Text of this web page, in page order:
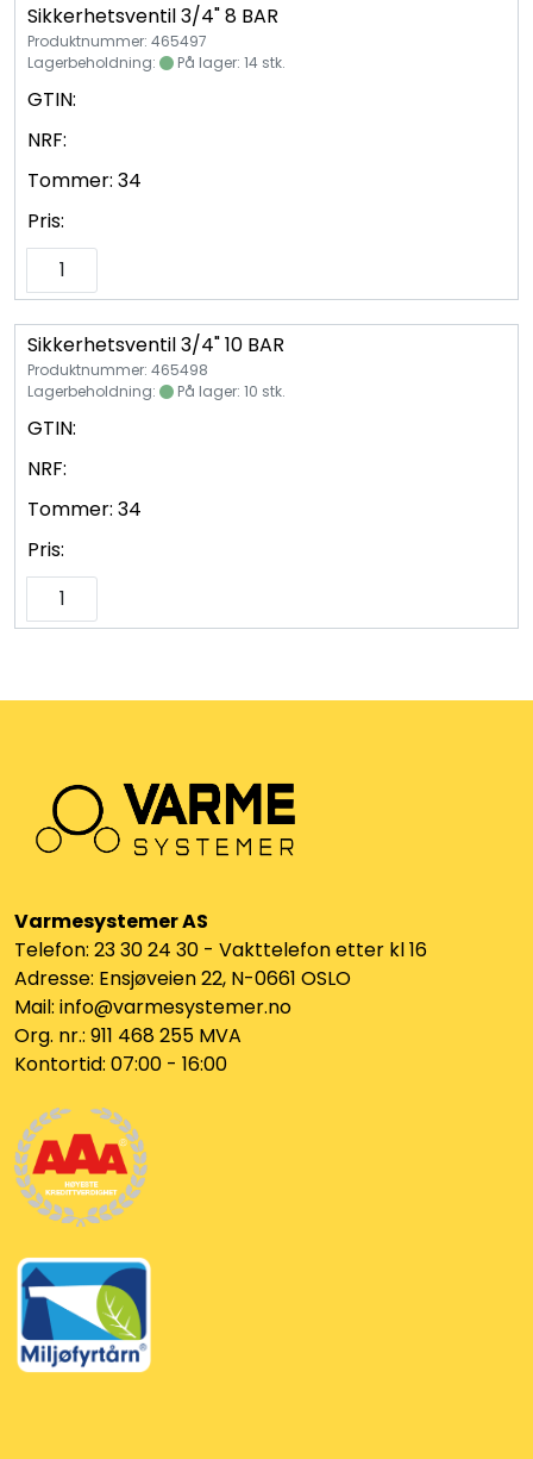
Sikkerhetsventil 3/4" 8 BAR
Produktnummer: 465497
Lagerbeholdning:
På lager: 14 stk.
GTIN:
NRF:
Tommer: 34
Pris:
Sikkerhetsventil 3/4" 10 BAR
Produktnummer: 465498
Lagerbeholdning:
På lager: 10 stk.
GTIN:
NRF:
Tommer: 34
Pris:
Varmesystemer AS
Telefon: 23 30 24 30 - Vakttelefon etter kl 16
Adresse: Ensjøveien 22, N-0661 OSLO
Mail: info@varmesystemer.no
Org. nr.: 911 468 255 MVA
Kontortid: 07:00 - 16:00